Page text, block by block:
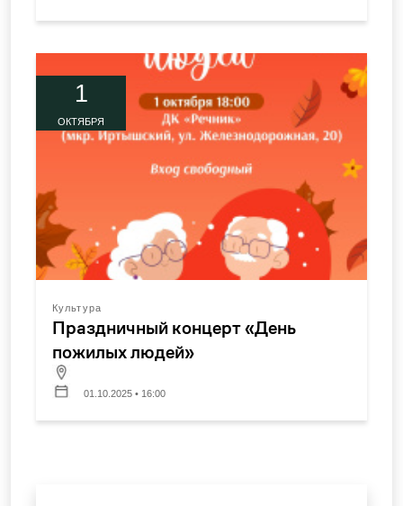
1
ОКТЯБРЯ
Культура
Праздничный концерт «День
пожилых людей»
01.10.2025 • 16:00